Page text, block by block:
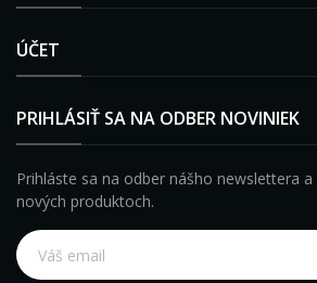
ÚČET
PRIHLÁSIŤ SA NA ODBER NOVINIEK
Prihláste sa na odber nášho newslettera
nových produktoch.